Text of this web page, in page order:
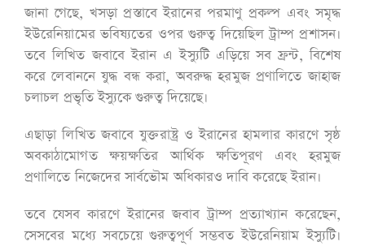
জানা গেছে, খসড়া প্রস্তাবে ইরানের পরমাণু প্রকল্প এবং সমৃদ্ধ
ইউরেনিয়ামের ভবিষ্যতের ওপর গুরুত্ব দিয়েছিল ট্রাম্প প্রশাসন।
তবে লিখিত জবাবে ইরান এ ইস্যুটি এড়িয়ে সব ফ্রন্ট, বিশেষ
করে লেবাননে যুদ্ধ বন্ধ করা, অবরুদ্ধ হরমুজ প্রণালিতে জাহাজ
চলাচল প্রভৃতি ইস্যুকে গুরুত্ব দিয়েছে।
এছাড়া লিখিত জবাবে যুক্তরাষ্ট্র ও ইরানের হামলার কারণে সৃষ্ঠ
অবকাঠামোগত ক্ষয়ক্ষতির আর্থিক ক্ষতিপূরণ এবং হরমুজ
প্রণালিতে নিজেদের সার্বভৌম অধিকারও দাবি করেছে ইরান।
তবে যেসব কারণে ইরানের জবাব ট্রাম্প প্রত্যাখ্যান করেছেন,
সেসবের মধ্যে সবচেয়ে গুরুত্বপূর্ণ সম্ভবত ইউরেনিয়াম ইস্যুটি।